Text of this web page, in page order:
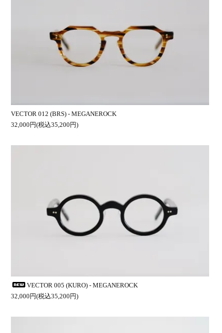
VECTOR 012 (BRS) - MEGANEROCK
32,000円(税込35,200円)
VECTOR 005 (KURO) - MEGANEROCK
32,000円(税込35,200円)